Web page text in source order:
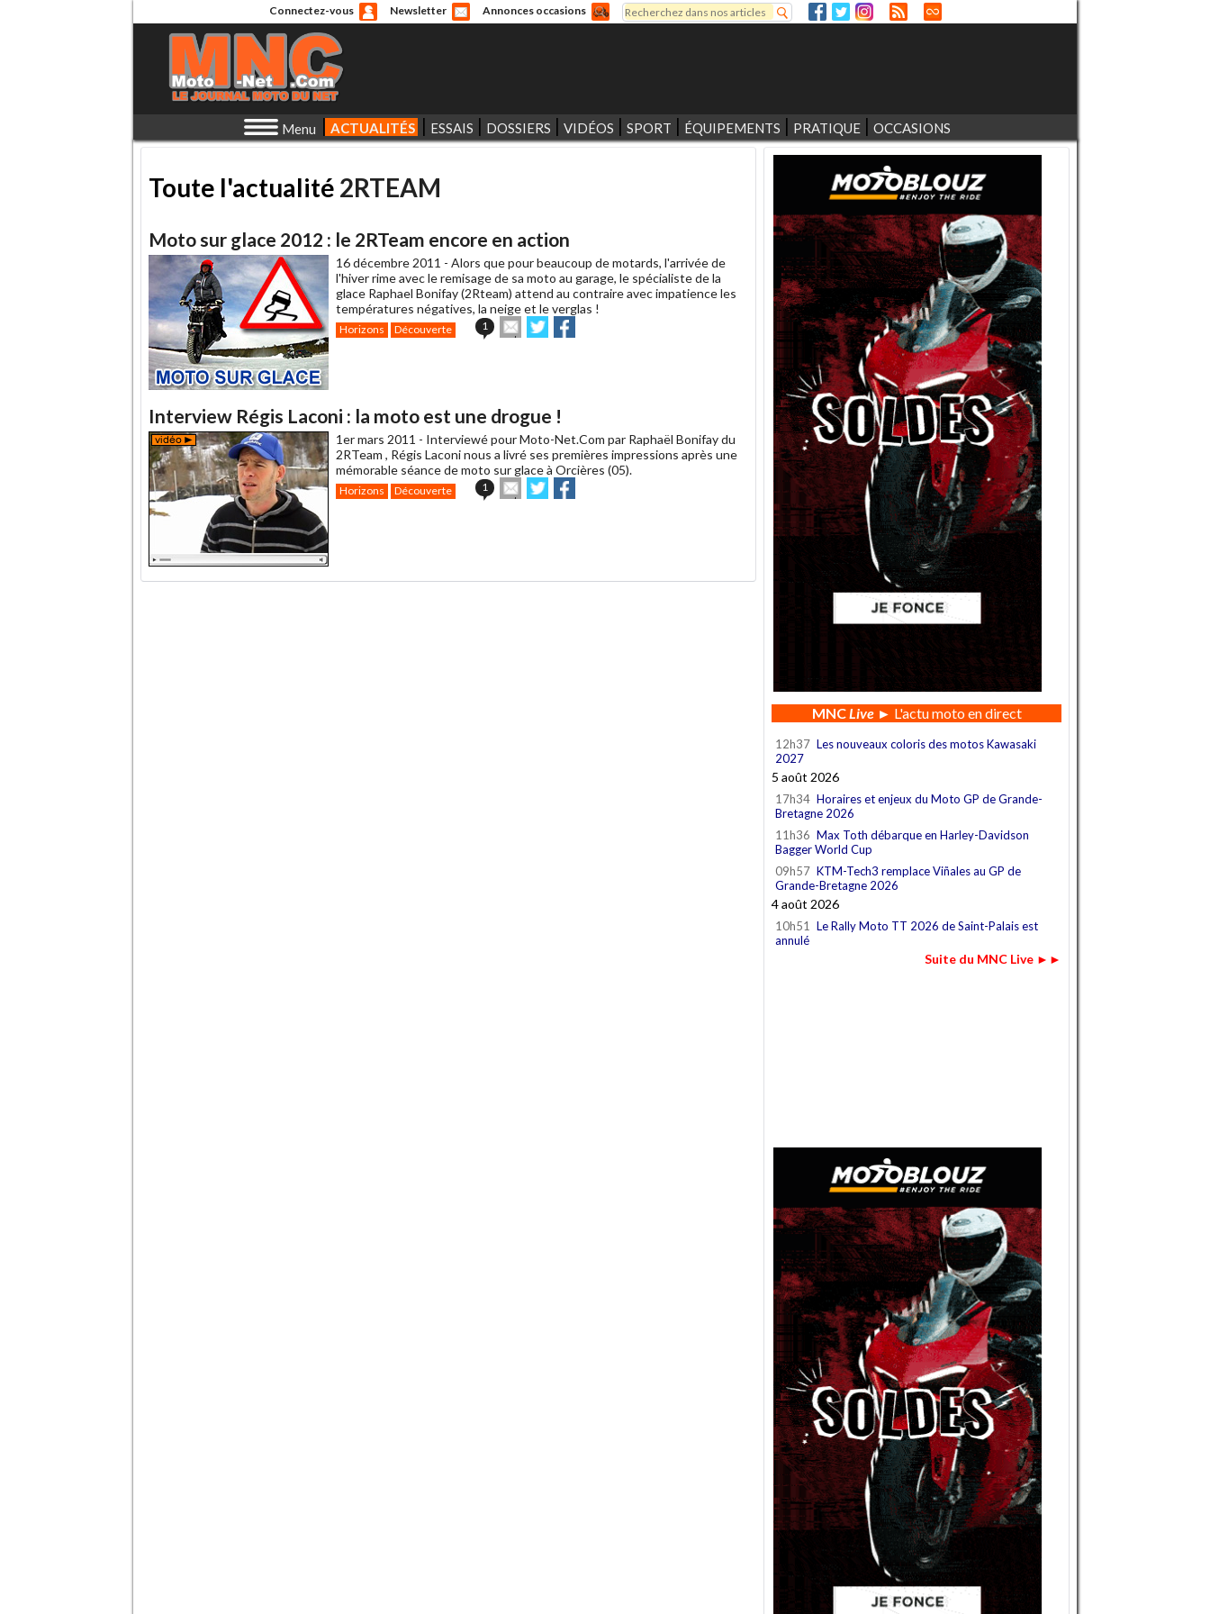
Connectez-vous Newsletter Annonces occasions
Formulaire de recherche
Rechercher
Menu ACTUALITÉS ESSAIS DOSSIERS VIDÉOS SPORT ÉQUIPEMENTS PRATIQUE OCCASIONS
Toute l'actualité 2RTEAM
Moto sur glace 2012 : le 2RTeam encore en action
16 décembre 2011 - Alors que pour beaucoup de motards, l'arrivée de
l'hiver rime avec le remisage de sa moto au garage, le spécialiste de la
glace Raphael Bonifay (2Rteam) attend au contraire avec impatience les
températures négatives, la neige et le verglas !
Horizons Découverte 1
Envoyer
cet
Partager
sur sur
Interview Régis Laconi : la moto est une drogue !
1er mars 2011 - Interviewé pour Moto-Net.Com par Raphaël Bonifay du
2RTeam , Régis Laconi nous a livré ses premières impressions après une
mémorable séance de moto sur glace à Orcières (05).
Horizons Découverte 1
Envoyer
cet
Partager
sur sur
MNCLive► L'actu moto en direct
12h37 Les nouveaux coloris des motos Kawasaki
2027
5 août 2026
17h34 Horaires et enjeux du Moto GP de Grande-
Bretagne 2026
11h36 Max Toth débarque en Harley-Davidson
Bagger World Cup
09h57 KTM-Tech3 remplace Viñales au GP de
Grande-Bretagne 2026
4 août 2026
10h51
Le Rally Moto TT 2026 de Saint-Palais est
annulé
Suite du MNC Live ►►